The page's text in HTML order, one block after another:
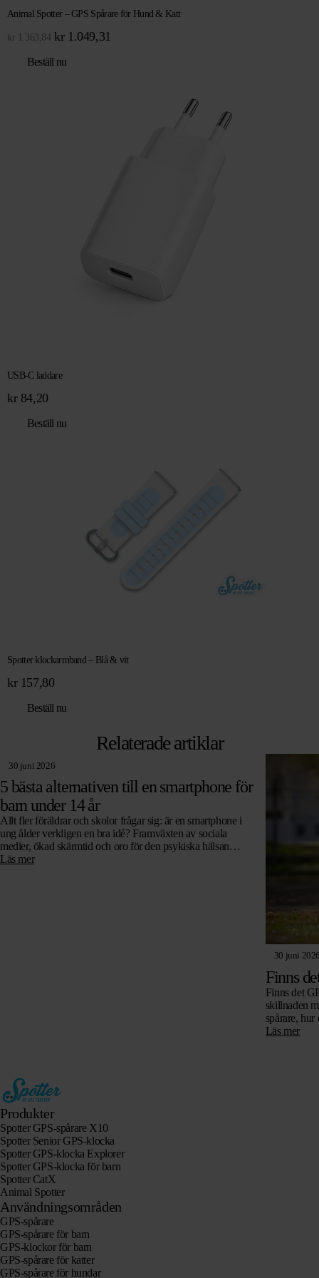
Animal Spotter – GPS Spårare för Hund & Katt
kr 1.363,84 Det
priset
kr1.049,31
Beställ nu
USB-C laddare
kr84,20
Beställ nu
Spotter klockarmband – Blå & vit
kr157,80
Beställ nu
Relaterade artiklar
30 juni 2026
5 bästa alternativen till en smartphone för
barn under 14 år
Allt fler föräldrar och skolor frågar sig: är en smartphone i
ung ålder verkligen en bra idé? Framväxten av sociala
medier, ökad skärmtid och oro för den psykiska hälsan
leder…
Läs mer
30 juni
Finns
Finns det
skillnaden
spårare,
går utan
Läs mer
Produkter
Spotter GPS-spårare X10
Spotter Senior GPS-klocka
Spotter GPS-klocka Explorer
Spotter GPS-klocka för barn
Spotter CatX
Animal Spotter
Användningsområden
GPS-spårare
GPS-spårare för barn
GPS-klockor för barn
GPS-spårare för katter
GPS-spårare för hundar